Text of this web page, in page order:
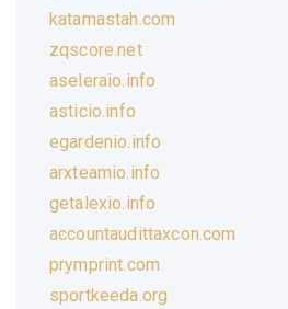
katamastah.com
zqscore.net
aseleraio.info
asticio.info
egardenio.info
arxteamio.info
getalexio.info
accountaudittaxcon.com
prymprint.com
sportkeeda.org